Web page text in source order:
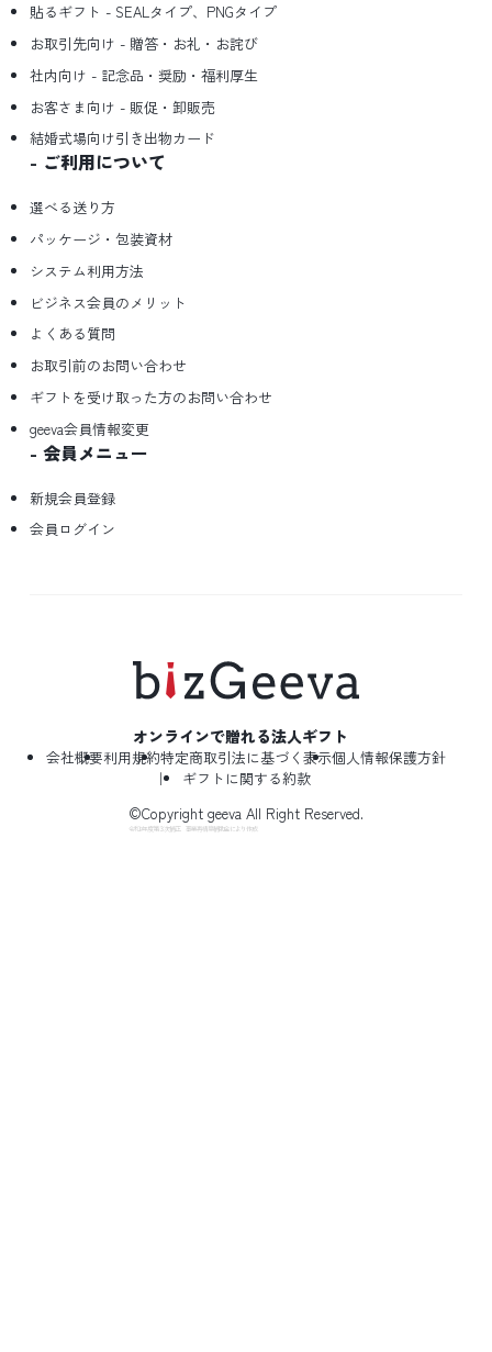
貼るギフト - SEALタイプ、PNGタイプ
お取引先向け - 贈答・お礼・お詫び
社内向け - 記念品・奨励・福利厚生
お客さま向け - 販促・卸販売
結婚式場向け引き出物カード
ご利用について
選べる送り方
パッケージ・包装資材
システム利用方法
ビジネス会員のメリット
よくある質問
お取引前のお問い合わせ
ギフトを受け取った方のお問い合わせ
geeva会員情報変更
会員メニュー
新規会員登録
会員ログイン
オンラインで贈れる法人ギフト
会社概要利用規約特定商取引法に基づく表示個人情報保護方針
ギフトに関する約款
©Copyright geeva All Right Reserved.
令和2年度第３次補正 事業再構築補助金により作成